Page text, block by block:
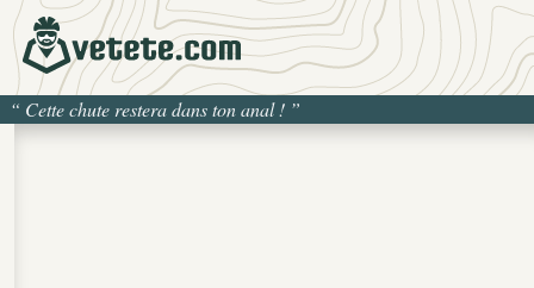
“ Cette chute restera dans ton anal ! ”